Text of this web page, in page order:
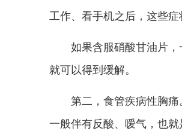
工作、看手机之后，这些症
如果含服硝酸甘油片
就可以得到缓解。
第二，食管疾病性胸
一般伴有反酸、嗳气，也